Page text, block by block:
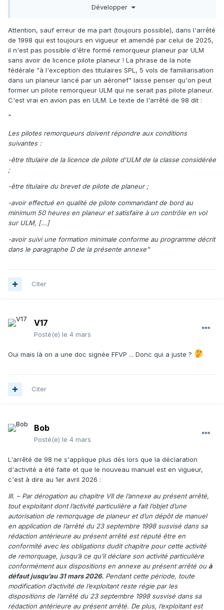
minimums de formation et d'expérience récente pour le
FORMATION
➢ Une licence de pilote ULM avec la mention 3 axes
➢ Une instruction théorique sur les opérations et les
procédures de remorquage ;
➢ Au moins 10 vols d’instruction au remorquage d’un
planeur, incluant au moins 5 vols d’instruction en double
commande; et, à l’exception des titulaires d’une SPL,
➢ 5 vols de familiarisation dans un planeur lancé par un
EXPÉRIENCE RÉCENTE
qualifications de remorquage de planeurs, le titulaire de la
➢ au moins 10 remorquages au cours des derniers 24 mois.
reprendre l’exercice de ses privilèges, il devra effectuer les
remorquages manquants en présence d’un instructeur ou
sous sa supervision.
La commission Formation-Sécurité La commission Moyens
de lancement
Développer
Attention, sauf erreur de ma part (toujours possible), dans l'arrêté
de 1998 qui est toujours en vigueur et amendé par celui de 2025,
il n'est pas possible d'être formé remorqueur planeur par ULM
sans avoir de licence pilote planeur ! La phrase de la note
fédérale "à l'exception des titulaires SPL, 5 vols de familiarisation
dans un planeur lancé par un aéronef" laisse penser qu'on peut
former un pilote remorqueur ULM qui ne serait pas pilote planeur.
C'est vrai en avion pas en ULM. Le texte de l'arrêté de 98 dit :
"
Les pilotes remorqueurs doivent répondre aux conditions
suivantes :
-être titulaire de la licence de pilote d'ULM de la classe considérée
;
-être titulaire du brevet de pilote de planeur ;
-avoir effectué en qualité de pilote commandant de bord au
minimum 50 heures en planeur et satisfaire à un contrôle en vol
sur ULM, [...]
-avoir suivi une formation minimale conforme au programme décrit
dans le paragraphe D de la présente annexe"
Citer
V17
Posté(e) le 4 mars
Oui mais là on a une doc signée FFVP ... Donc qui a juste ?
Citer
Bob
Posté(e) le 4 mars
L'arrêté de 98 ne s'applique plus dès lors que la déclaration
d'activité a été faite et que le nouveau manuel est en vigueur,
c'est à dire au 1er avril 2026 :
III. – Par dérogation au chapitre VII de l’annexe au présent arrêté,
tout exploitant dont l’activité particulière a fait l’objet d’une
autorisation de remorquage de planeur et d’un dépôt de manuel
en application de l’arrêté du 23 septembre 1998 susvisé dans sa
rédaction antérieure au présent arrêté est réputé être en
conformité avec les obligations dudit chapitre pour cette activité
de remorquage, jusqu’à ce qu’il déclare son activité particulière
conformément aux dispositions en annexe au présent arrêté ou à
défaut jusqu’au 31 mars 2026. Pendant cette période, toute
modification d’activité de l’exploitant reste régie par les
dispositions de l’arrêté du 23 septembre 1998 susvisé dans sa
rédaction antérieure au présent arrêté. De plus, l’exploitant est